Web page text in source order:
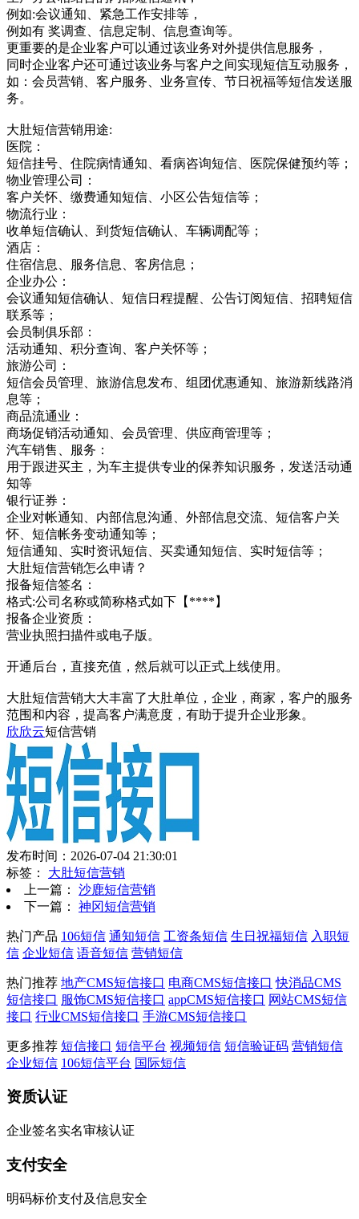
例如:会议通知、紧急工作安排等，
例如有 奖调查、信息定制、信息查询等。
更重要的是企业客户可以通过该业务对外提供信息服务，
同时企业客户还可通过该业务与客户之间实现短信互动服务，
如：会员营销、客户服务、业务宣传、节日祝福等短信发送服
务。
大肚短信营销用途:
医院：
短信挂号、住院病情通知、看病咨询短信、医院保健预约等；
物业管理公司：
客户关怀、缴费通知短信、小区公告短信等；
物流行业：
收单短信确认、到货短信确认、车辆调配等；
酒店：
住宿信息、服务信息、客房信息；
企业办公：
会议通知短信确认、短信日程提醒、公告订阅短信、招聘短信
联系等；
会员制俱乐部：
活动通知、积分查询、客户关怀等；
旅游公司：
短信会员管理、旅游信息发布、组团优惠通知、旅游新线路消
息等；
商品流通业：
商场促销活动通知、会员管理、供应商管理等；
汽车销售、服务：
用于跟进买主，为车主提供专业的保养知识服务，发送活动通
知等
银行证券：
企业对帐通知、内部信息沟通、外部信息交流、短信客户关
怀、短信帐务变动通知等；
短信通知、实时资讯短信、买卖通知短信、实时短信等；
大肚短信营销怎么申请？
报备短信签名：
格式:公司名称或简称格式如下【****】
报备企业资质：
营业执照扫描件或电子版。
开通后台，直接充值，然后就可以正式上线使用。
大肚短信营销大大丰富了大肚单位，企业，商家，客户的服务
范围和内容，提高客户满意度，有助于提升企业形象。
欣欣云短信营销
发布时间：2026-07-04 21:30:01
标签： 大肚短信营销
上一篇： 沙鹿短信营销
下一篇： 神冈短信营销
热门产品 106短信 通知短信 工资条短信 生日祝福短信 入职短
信 企业短信 语音短信 营销短信
热门推荐 地产CMS短信接口 电商CMS短信接口 快消品CMS
短信接口 服饰CMS短信接口 appCMS短信接口 网站CMS短信
接口 行业CMS短信接口 手游CMS短信接口
更多推荐 短信接口 短信平台 视频短信 短信验证码 营销短信
企业短信 106短信平台 国际短信
资质认证
企业签名实名审核认证
支付安全
明码标价支付及信息安全